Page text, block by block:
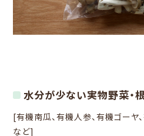
水分が少ない実物野菜・
[有機南瓜、有機人参、有機ゴーヤ
など]